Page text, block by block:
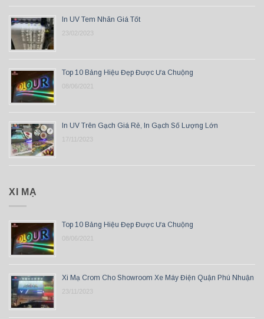
In UV Tem Nhãn Giá Tốt
23/02/2023
Top 10 Bảng Hiệu Đẹp Được Ưa Chuộng
08/06/2021
In UV Trên Gạch Giá Rẻ, In Gạch Số Lượng Lớn
17/11/2023
XI MẠ
Top 10 Bảng Hiệu Đẹp Được Ưa Chuộng
08/06/2021
Xi Mạ Crom Cho Showroom Xe Máy Điện Quận Phú Nhuận
23/11/2023